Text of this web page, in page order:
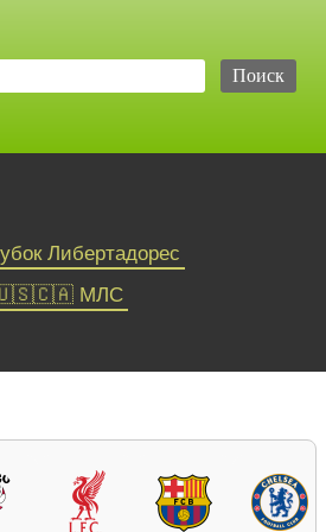
Либертадорес
МЛС